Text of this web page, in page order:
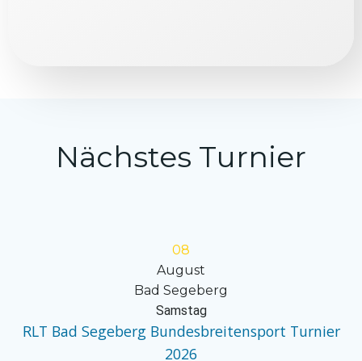
Nächstes Turnier
08
August
Bad Segeberg
Samstag
RLT Bad Segeberg Bundesbreitensport Turnier
2026